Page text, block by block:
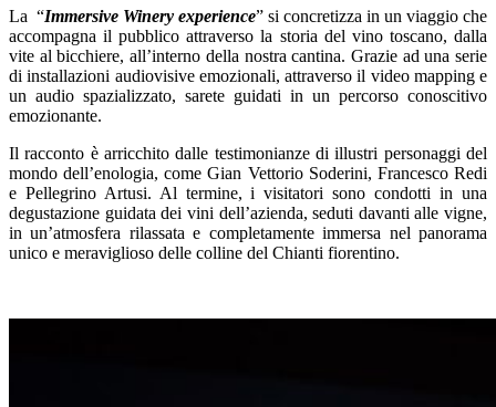
La “Immersive Winery experience” si concretizza in un viaggio che
accompagna il pubblico attraverso la storia del vino toscano, dalla
vite al bicchiere, all’interno della nostra cantina. Grazie ad una serie
di installazioni audiovisive emozionali, attraverso il video mapping e
un audio spazializzato, sarete guidati in un percorso conoscitivo
emozionante.
Il racconto è arricchito dalle testimonianze di illustri personaggi del
mondo dell’enologia, come Gian Vettorio Soderini, Francesco Redi
e Pellegrino Artusi. Al termine, i visitatori sono condotti in una
degustazione guidata dei vini dell’azienda, seduti davanti alle vigne,
in un’atmosfera rilassata e completamente immersa nel panorama
unico e meraviglioso delle colline del Chianti fiorentino.